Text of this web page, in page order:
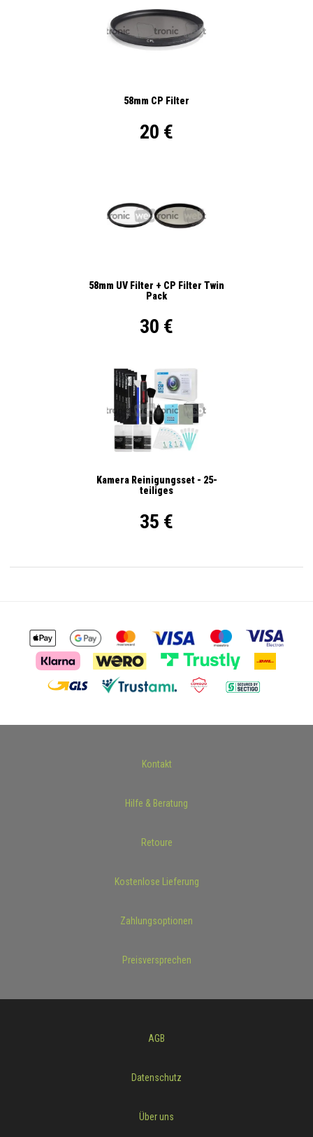
58mm CP Filter
20 €
58mm UV Filter + CP Filter Twin
Pack
30 €
Kamera Reinigungsset - 25-
teiliges
35 €
Kontakt
Hilfe & Beratung
Retoure
Kostenlose Lieferung
Zahlungsoptionen
Preisversprechen
AGB
Datenschutz
Über uns